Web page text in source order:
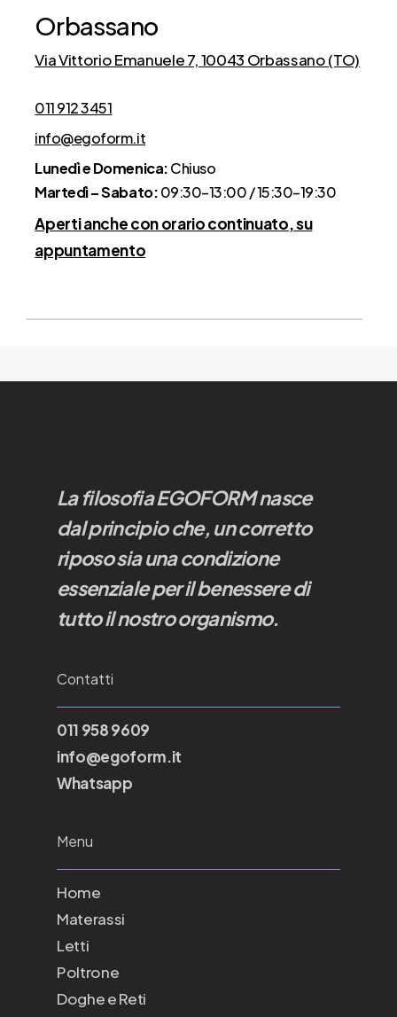
Orbassano
Via Vittorio Emanuele 7, 10043 Orbassano (TO)
011 912 3451
info@egoform.it
Lunedì e Domenica:Chiuso
Martedì – Sabato:09:30–13:00 / 15:30–19:30
Aperti anche con orario continuato, su
appuntamento
La filosofia EGOFORM nasce
dal principio che, un corretto
riposo sia una condizione
essenziale per il benessere di
tutto il nostro organismo.
Contatti
011 958 9609
info@egoform.it
Whatsapp
Menu
Home
Materassi
Letti
Poltrone
Doghe e Reti